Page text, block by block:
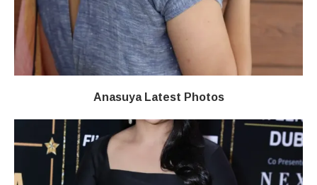
Anasuya Latest Photos